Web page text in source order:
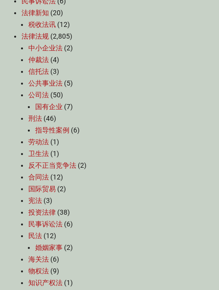
法律新知 (20)
税收法讯 (12)
法律法规 (2,805)
中小企业法 (2)
仲裁法 (4)
信托法 (3)
公共事业法 (5)
公司法 (50)
国有企业 (7)
刑法 (46)
指导性案例 (6)
劳动法 (1)
卫生法 (1)
反不正当竞争法 (2)
合同法 (12)
国际贸易 (2)
宪法 (3)
投资法律 (38)
民事诉讼法 (6)
民法 (12)
婚姻家事 (2)
海关法 (6)
物权法 (9)
知识产权法 (1)